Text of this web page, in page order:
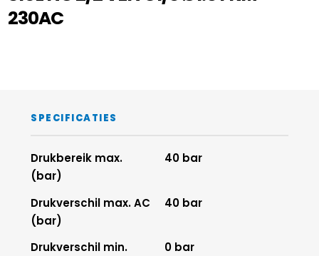
230AC
SPECIFICATIES
Drukbereik max.
(bar)
40 bar
Drukverschil max. AC
(bar)
40 bar
Drukverschil min.
0 bar